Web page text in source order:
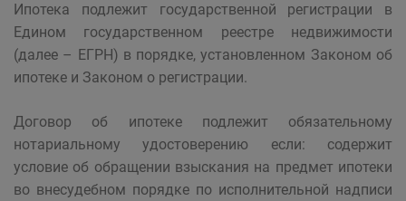
Ипотека подлежит государственной регистрации в
Едином государственном реестре недвижимости
(далее – ЕГРН) в порядке, установленном Законом об
ипотеке и Законом о регистрации.
Договор об ипотеке подлежит обязательному
нотариальному удостоверению если: содержит
условие об обращении взыскания на предмет ипотеки
во внесудебном порядке по исполнительной надписи